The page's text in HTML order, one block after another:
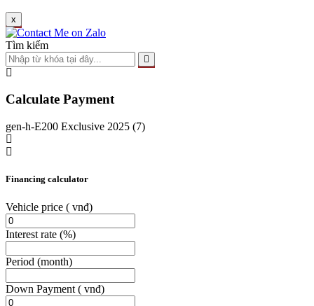
x
Tìm kiếm
Calculate Payment
gen-h-E200 Exclusive 2025 (7)
Financing calculator
Vehicle price ( vnđ)
Interest rate (%)
Period (month)
Down Payment ( vnđ)